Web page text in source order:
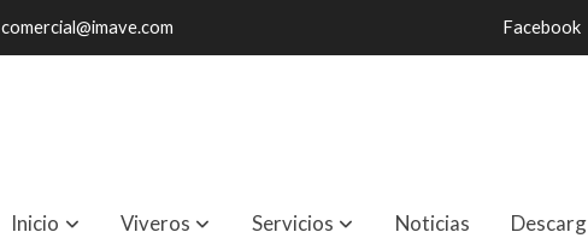
comercial@imave.com Facebook
Inicio Viveros Servicios Noticias